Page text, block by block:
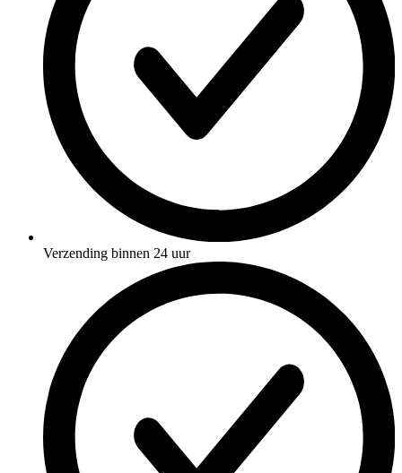
Verzending binnen 24 uur